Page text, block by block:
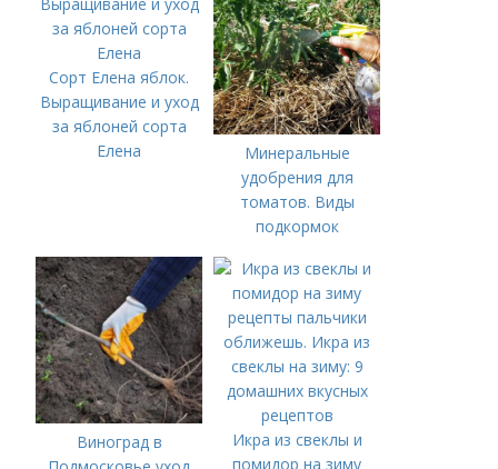
Сорт Елена яблок.
Выращивание и уход
за яблоней сорта
Елена
Минеральные
удобрения для
томатов. Виды
подкормок
Виноград в
Икра из свеклы и
помидор на зиму